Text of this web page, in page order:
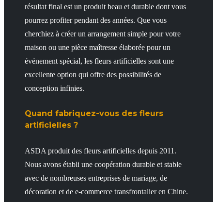
résultat final est un produit beau et durable dont vous
pourrez profiter pendant des années. Que vous
cherchiez à créer un arrangement simple pour votre
maison ou une pièce maîtresse élaborée pour un
événement spécial, les fleurs artificielles sont une
excellente option qui offre des possibilités de
conception infinies.
Quand fabriquez-vous des fleurs
artificielles ?
ASDA produit des fleurs artificielles depuis 2011.
Nous avons établi une coopération durable et stable
avec de nombreuses entreprises de mariage, de
décoration et de e-commerce transfrontalier en Chine.